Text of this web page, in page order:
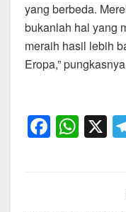
yang berbeda.
bukanlah hal yang
meraih hasil lebih
Eropa,”
F W X